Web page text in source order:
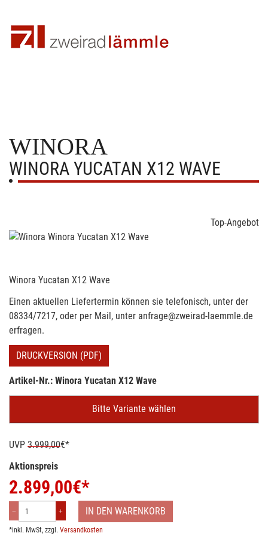
WINORA
WINORA YUCATAN X12 WAVE
Top-Angebot
Winora Yucatan X12 Wave
Einen aktuellen Liefertermin können sie telefonisch, unter der
08334/7217, oder per Mail, unter anfrage@zweirad-laemmle.de
erfragen.
DRUCKVERSION (PDF)
Artikel-Nr.: Winora Yucatan X12 Wave
Bitte Variante wählen
UVP 3.999,00€*
Aktionspreis
2.899,00€*
IN DEN WARENKORB
*inkl. MwSt, zzgl. Versandkosten